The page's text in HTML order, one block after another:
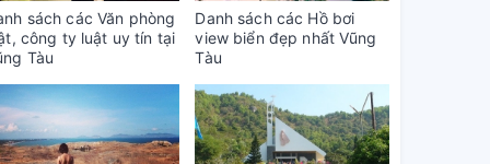
sách các Văn phòng
công ty luật uy tín tại
Tàu
Danh sách các Hồ bơi
view biển đẹp nhất Vũng
Tàu